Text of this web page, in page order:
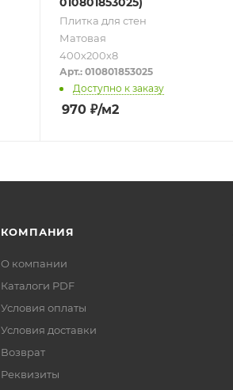
Плитка для стен
Матовая
400х200х8
Доступно к заказу
Арт.: 010801853025
970 ₽/м2
КОМПАНИЯ
О компании
Каталоги PDF
Условия оплаты
Условия доставки
Возврат
Реквизиты